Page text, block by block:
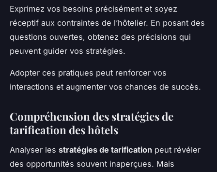
Exprimez vos besoins précisément et soyez
réceptif aux contraintes de l’hôtelier. En posant des
questions ouvertes, obtenez des précisions qui
peuvent guider vos stratégies.
Adopter ces pratiques peut renforcer vos
interactions et augmenter vos chances de succès.
Compréhension des stratégies de
tarification des hôtels
Analyser les stratégies de tarification peut révéler
des opportunités souvent inaperçues. Mais